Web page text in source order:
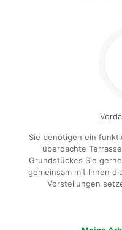
Sie benötigen ein
überdachte
Grundstückes Sie
gemeinsam mit Ihnen
Vorstellungen